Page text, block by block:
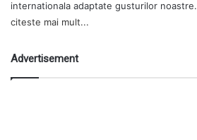
internationala adaptate gusturilor noastre.
citeste mai mult...
Advertisement